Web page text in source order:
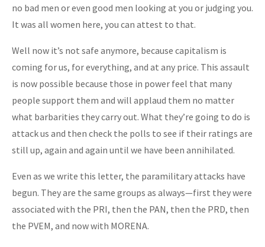
no bad men or even good men looking at you or judging you.
It was all women here, you can attest to that.
Well now it’s not safe anymore, because capitalism is
coming for us, for everything, and at any price. This assault
is now possible because those in power feel that many
people support them and will applaud them no matter
what barbarities they carry out. What they’re going to do is
attack us and then check the polls to see if their ratings are
still up, again and again until we have been annihilated.
Even as we write this letter, the paramilitary attacks have
begun. They are the same groups as always—first they were
associated with the PRI, then the PAN, then the PRD, then
the PVEM, and now with MORENA.